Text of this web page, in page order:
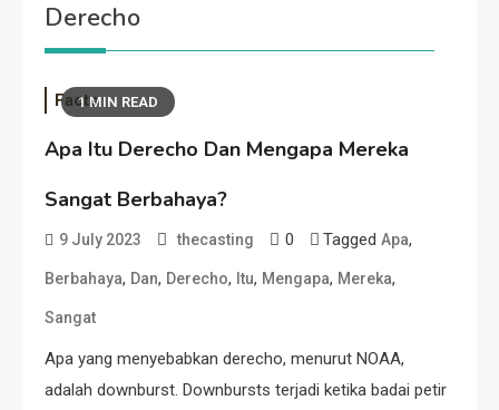
Derecho
1 MIN READ
Facts
Apa Itu Derecho Dan Mengapa Mereka
Sangat Berbahaya?
9 July 2023 thecasting 0 Tagged Apa,
Berbahaya, Dan, Derecho, Itu, Mengapa, Mereka,
Sangat
Apa yang menyebabkan derecho, menurut NOAA,
adalah downburst. Downbursts terjadi ketika badai petir